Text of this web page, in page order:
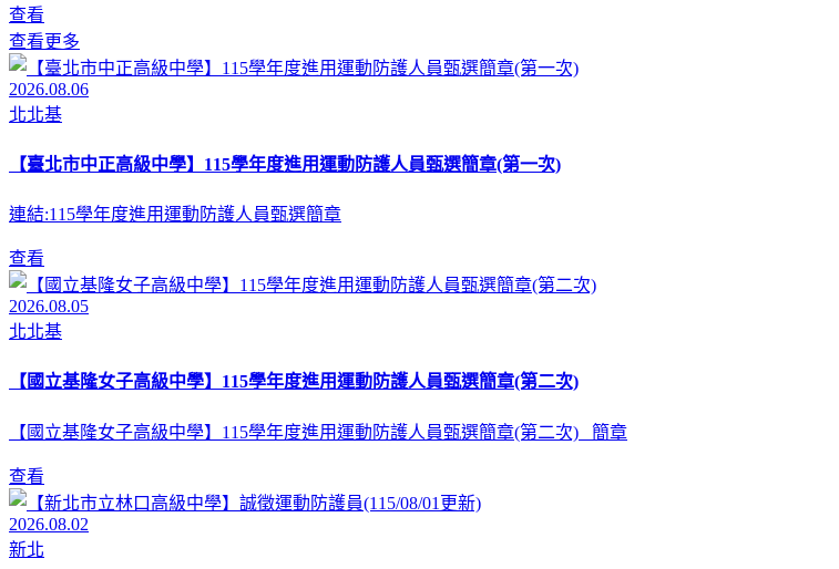
查看
查看更多
2026.08.06
北北基
【臺北市中正高級中學】115學年度進用運動防護人員甄選簡章(第一次)
連結:115學年度進用運動防護人員甄選簡章
查看
2026.08.05
北北基
【國立基隆女子高級中學】115學年度進用運動防護人員甄選簡章(第二次)
【國立基隆女子高級中學】115學年度進用運動防護人員甄選簡章(第二次) 簡章
查看
2026.08.02
新北